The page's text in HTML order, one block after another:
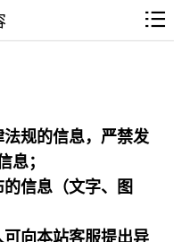
规的信息，严禁发
息；
信息（文字、图
向本站客服提出异